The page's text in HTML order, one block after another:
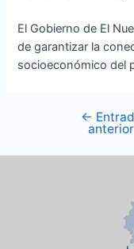
El Gobierno de El
de garantizar la
socioeconómico del
←
anterior